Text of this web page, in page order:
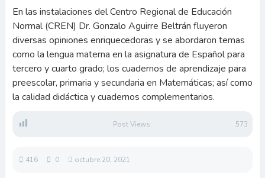
En las instalaciones del Centro Regional de Educación
Normal (CREN) Dr. Gonzalo Aguirre Beltrán fluyeron
diversas opiniones enriquecedoras y se abordaron temas
como la lengua materna en la asignatura de Español para
tercero y cuarto grado; los cuadernos de aprendizaje para
preescolar, primaria y secundaria en Matemáticas; así como
la calidad didáctica y cuadernos complementarios.
Post Views: 573
416 0 octubre 20, 2021